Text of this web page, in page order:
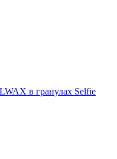
в гранулах Selfie